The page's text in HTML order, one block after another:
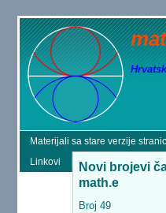
Materijali sa stare verzije
Linkovi
Novi brojevi
math.e
Broj 49